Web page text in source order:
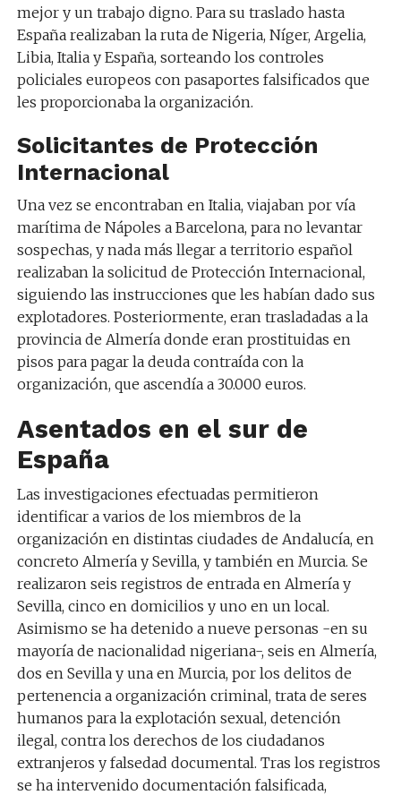
mejor y un trabajo digno. Para su traslado hasta
España realizaban la ruta de Nigeria, Níger, Argelia,
Libia, Italia y España, sorteando los controles
policiales europeos con pasaportes falsificados que
les proporcionaba la organización.
Solicitantes de Protección
Internacional
Una vez se encontraban en Italia, viajaban por vía
marítima de Nápoles a Barcelona, para no levantar
sospechas, y nada más llegar a territorio español
realizaban la solicitud de Protección Internacional,
siguiendo las instrucciones que les habían dado sus
explotadores. Posteriormente, eran trasladadas a la
provincia de Almería donde eran prostituidas en
pisos para pagar la deuda contraída con la
organización, que ascendía a 30.000 euros.
Asentados en el sur de
España
Las investigaciones efectuadas permitieron
identificar a varios de los miembros de la
organización en distintas ciudades de Andalucía, en
concreto Almería y Sevilla, y también en Murcia. Se
realizaron seis registros de entrada en Almería y
Sevilla, cinco en domicilios y uno en un local.
Asimismo se ha detenido a nueve personas -en su
mayoría de nacionalidad nigeriana-, seis en Almería,
dos en Sevilla y una en Murcia, por los delitos de
pertenencia a organización criminal, trata de seres
humanos para la explotación sexual, detención
ilegal, contra los derechos de los ciudadanos
extranjeros y falsedad documental. Tras los registros
se ha intervenido documentación falsificada,